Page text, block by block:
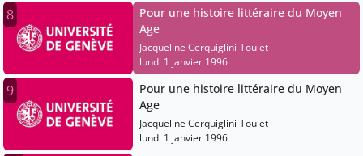
8
Pour une histoire littéraire du Moyen
Age
Jacqueline Cerquiglini-Toulet
lundi 1 janvier 1996
9
Pour une histoire littéraire du Moyen
Age
Jacqueline Cerquiglini-Toulet
lundi 1 janvier 1996